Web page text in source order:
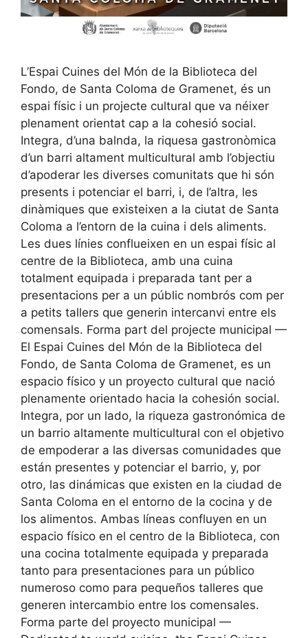
L’Espai Cuines del Món de la Biblioteca del
Fondo, de Santa Coloma de Gramenet, és un
espai físic i un projecte cultural que va néixer
plenament orientat cap a la cohesió social.
Integra, d’una balnda, la riquesa gastronòmica
d’un barri altament multicultural amb l’objectiu
d’apoderar les diverses comunitats que hi són
presents i potenciar el barri, i, de l’altra, les
dinàmiques que existeixen a la ciutat de Santa
Coloma a l’entorn de la cuina i dels aliments.
Les dues línies conflueixen en un espai físic al
centre de la Biblioteca, amb una cuina
totalment equipada i preparada tant per a
presentacions per a un públic nombrós com per
a petits tallers que generin intercanvi entre els
comensals. Forma part del projecte municipal —
El Espai Cuines del Món de la Biblioteca del
Fondo, de Santa Coloma de Gramenet, es un
espacio físico y un proyecto cultural que nació
plenamente orientado hacia la cohesión social.
Integra, por un lado, la riqueza gastronómica de
un barrio altamente multicultural con el objetivo
de empoderar a las diversas comunidades que
están presentes y potenciar el barrio, y, por
otro, las dinámicas que existen en la ciudad de
Santa Coloma en el entorno de la cocina y de
los alimentos. Ambas líneas confluyen en un
espacio físico en el centro de la Biblioteca, con
una cocina totalmente equipada y preparada
tanto para presentaciones para un público
numeroso como para pequeños talleres que
generen intercambio entre los comensales.
Forma parte del proyecto municipal —